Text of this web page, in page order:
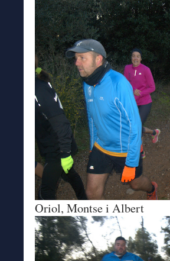
Oriol, Montse i Albert